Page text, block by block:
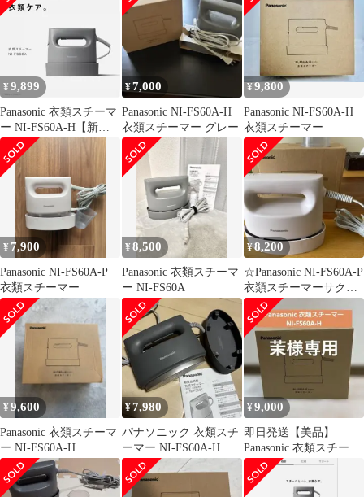
¥9,899
Panasonic 衣類スチーマ
ー NI-FS60A-H【新
品】
¥7,000
Panasonic NI-FS60A-H
衣類スチーマー グレー
¥9,800
Panasonic NI-FS60A-H
衣類スチーマー
¥ 7,900
Panasonic NI-FS60A-P
衣類スチーマー
¥8,500
Panasonic 衣類スチーマ
ー NI-FS60A
¥8,200
☆Panasonic NI-FS60A-P
衣類スチーマーサクラ
☆
¥9,600
Panasonic 衣類スチーマ
ー NI-FS60A-H
¥7,980
パナソニック 衣類スチ
ーマー NI-FS60A-H
¥9,000
即日発送【美品】
Panasonic 衣類スチーマ
ー NI-FS60A-H